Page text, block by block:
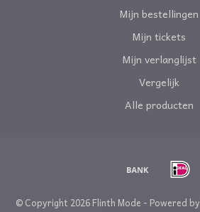
Mijn bestellingen
Mijn tickets
Mijn verlanglijst
Vergelijk
Alle producten
© Copyright 2026 Flinth Mode - Powered by